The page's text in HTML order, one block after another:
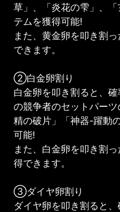
草」、「炎花の雫」、
テムを獲得可能!
また、黄金卵を叩き割
できます。
②白金卵割り
白金卵を叩き割ると、
の競争者のセットパー
精の破片」「神器-躍動
可能!
また、白金卵を叩き割
得できます。
③ダイヤ卵割り
ダイヤ卵を叩き割ると